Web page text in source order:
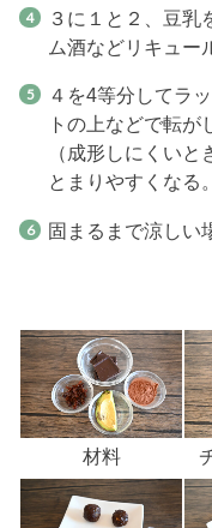
３に１と２、豆乳
ム酒などリキュー
４を4等分してラ
トの上などで転が
（成形しにくい
とまりやすくなる
固まるまで涼しい
材料